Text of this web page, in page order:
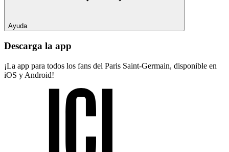
Ayuda
Descarga la app
¡La app para todos los fans del Paris Saint-Germain, disponible en
iOS y Android!